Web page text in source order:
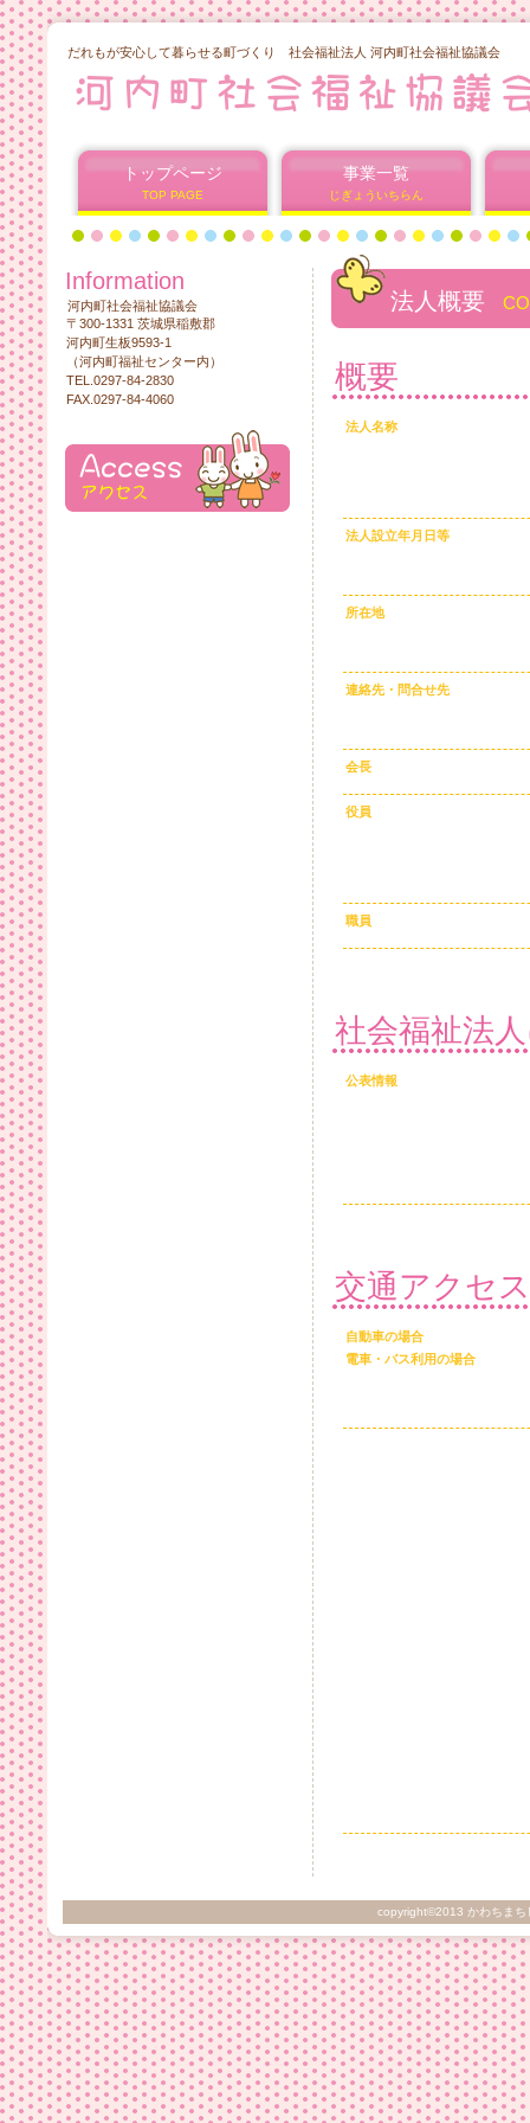
だれもが安心して暮らせる町づくり 社会福祉法人 河内町社会福祉協議会
法人概要
概要
法人名称
法人設立年月日等
所在地
連絡先・問合せ先
会長
役員
職員
社会福祉法
公表情報
交通アクセス
自動車の場合
電車・バス利用の場合
トップページ
TOP PAGE
事業一覧
じぎょういちらん
Information
河内町社会福祉協議会
〒300-1331 茨城県稲敷郡
河内町生板9593-1
（河内町福祉センター内）
TEL.0297-84-2830
FAX.0297-84-4060
copyright©2013 かわちまち